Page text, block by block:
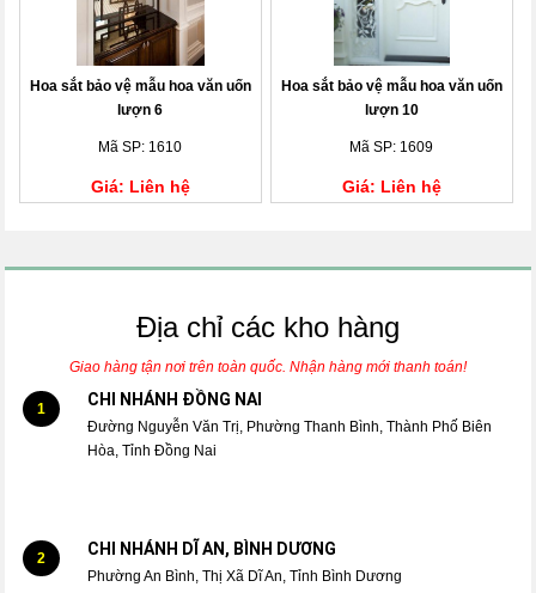
Hoa sắt bảo vệ mẫu hoa văn uốn
lượn 6
Mã SP: 1610
Giá: Liên hệ
Hoa sắt bảo vệ mẫu hoa văn uốn
lượn 10
Mã SP: 1609
Giá: Liên hệ
Địa chỉ các kho hàng
Giao hàng tận nơi trên toàn quốc. Nhận hàng mới thanh toán!
1 CHI NHÁNH ĐỒNG NAI
Đường Nguyễn Văn Trị, Phường Thanh Bình, Thành Phố Biên
Hòa, Tỉnh Đồng Nai
2 CHI NHÁNH DĨ AN, BÌNH DƯƠNG
Phường An Bình, Thị Xã Dĩ An, Tỉnh Bình Dương